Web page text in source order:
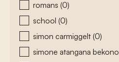
romans (0)
school (0)
simon carmiggelt (0)
simone atangana bekono